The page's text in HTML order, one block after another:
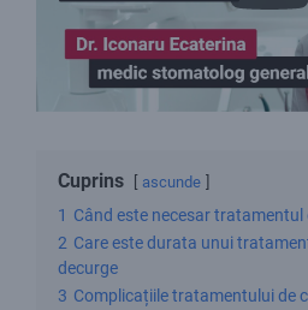
Cuprins ascunde
1 Când este necesar tratamentul
2 Care este durata unui
decurge
3 Complicațiile tratamentului de